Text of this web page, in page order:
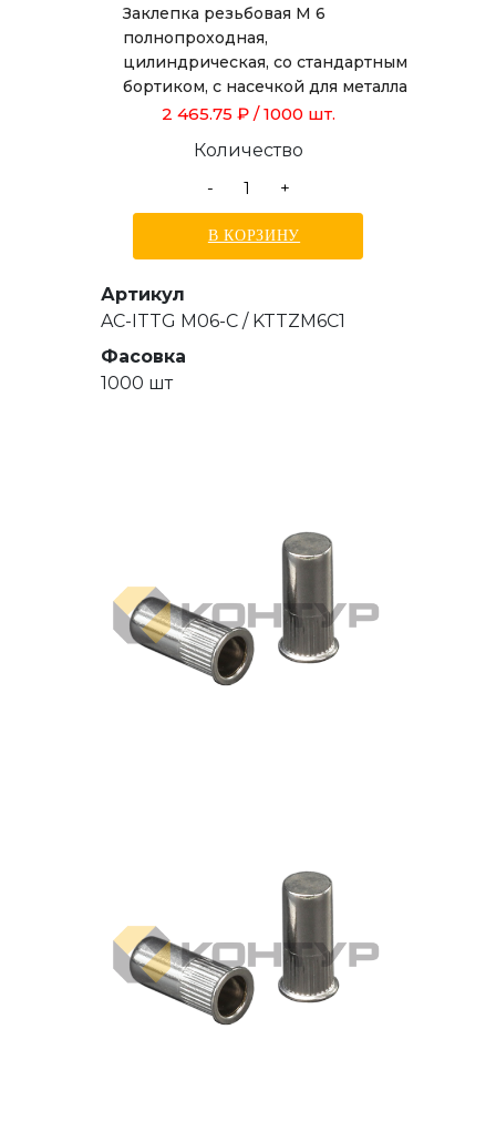
Заклепка резьбовая М 6
полнопроходная,
цилиндрическая, со стандартным
бортиком, с насечкой для металла
толщиной от 0,5 до 3,0 мм, длиной
2 465.75 ₽ / 1000 шт.
Количество
-
+
В КОРЗИНУ
Артикул
AC-ITTG M06-C / KTTZM6C1
Фасовка
1000 шт